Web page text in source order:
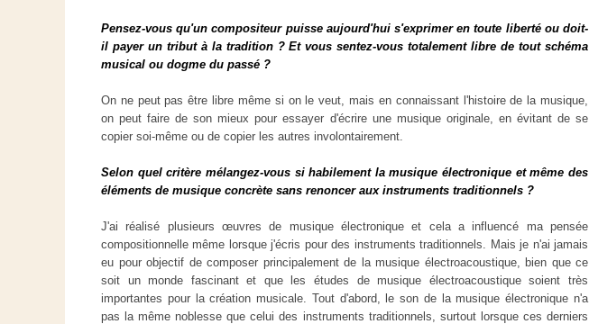
Pensez-vous qu'un compositeur puisse aujourd'hui s'exprimer en toute liberté ou doit-
il payer un tribut à la tradition ? Et vous sentez-vous totalement libre de tout schéma
musical ou dogme du passé ?
On ne peut pas être libre même si on le veut, mais en connaissant l'histoire de la musique,
on peut faire de son mieux pour essayer d'écrire une musique originale, en évitant de se
copier soi-même ou de copier les autres involontairement.
Selon quel critère mélangez-vous si habilement la musique électronique et même des
éléments de musique concrète sans renoncer aux instruments traditionnels ?
J'ai réalisé plusieurs œuvres de musique électronique et cela a influencé ma pensée
compositionnelle même lorsque j'écris pour des instruments traditionnels. Mais je n'ai jamais
eu pour objectif de composer principalement de la musique électroacoustique, bien que ce
soit un monde fascinant et que les études de musique électroacoustique soient très
importantes pour la création musicale. Tout d'abord, le son de la musique électronique n'a
pas la même noblesse que celui des instruments traditionnels, surtout lorsque ces derniers